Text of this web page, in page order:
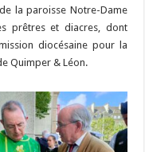
la paroisse Notre-Dame
prêtres et diacres, dont
diocésaine pour la
Quimper & Léon.